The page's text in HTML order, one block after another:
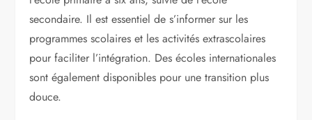
secondaire. Il est essentiel de s’informer sur les
programmes scolaires et les activités extrascolaires
pour faciliter l’intégration. Des écoles internationales
sont également disponibles pour une transition plus
douce.